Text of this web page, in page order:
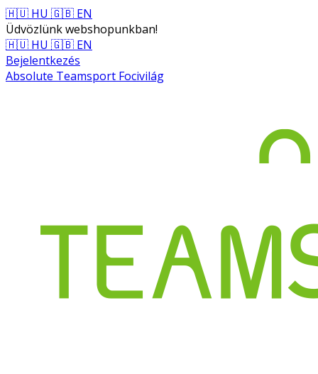
🇭🇺 HU 🇬🇧 EN
Üdvözlünk webshopunkban!
🇭🇺 HU 🇬🇧 EN
Bejelentkezés
Absolute Teamsport Focivilág